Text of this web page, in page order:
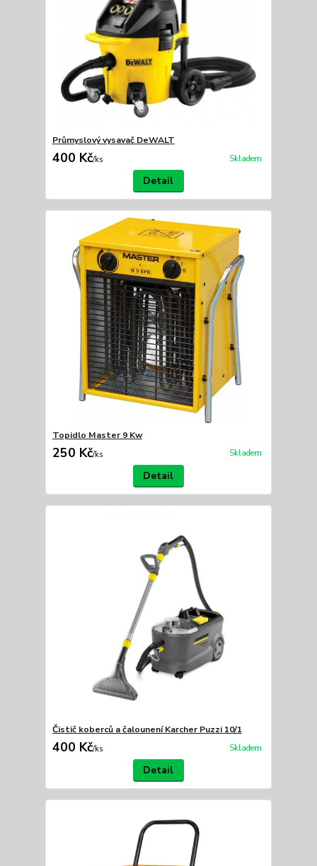
Průmyslový vysavač DeWALT
400 Kč/ks Skladem
Detail
Topidlo Master 9 Kw
250 Kč/ks Skladem
Detail
Čistič koberců a čalounení Karcher Puzzi 10/1
400 Kč/ks Skladem
Detail